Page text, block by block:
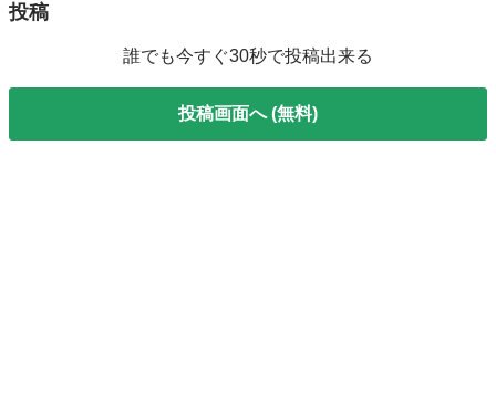
投稿
誰でも今すぐ30秒で投稿出来る
投稿画面へ (無料)